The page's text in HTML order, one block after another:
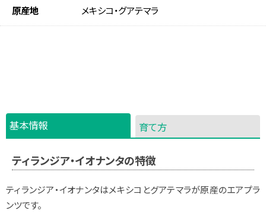
原産地 メキシコ・グアテマラ
基本情報 育て方
ティランジア・イオナンタの特徴
ティランジア・イオナンタはメキシコとグアテマラが原産のエアプラ
ンツです。